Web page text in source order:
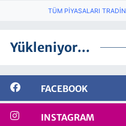
TÜM PIYASALARI
Yükleniyor...
FACEBOOK
INSTAGRAM